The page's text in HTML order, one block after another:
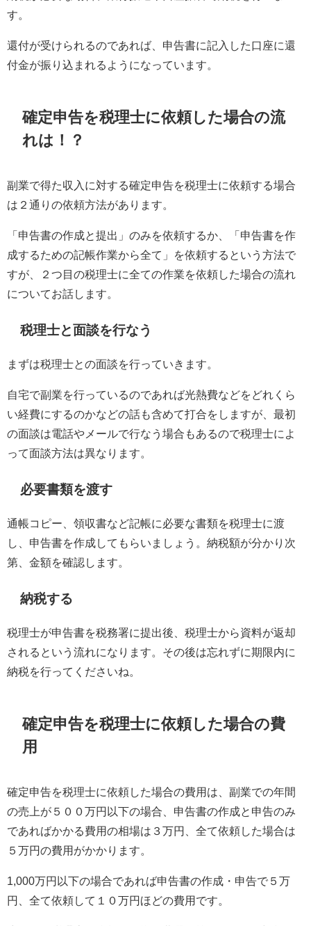
す。
還付が受けられるのであれば、申告書に記入した口座に還
付金が振り込まれるようになっています。
確定申告を税理士に依頼した場合の流
れは！？
副業で得た収入に対する確定申告を税理士に依頼する場合
は２通りの依頼方法があります。
「申告書の作成と提出」のみを依頼するか、「申告書を作
成するための記帳作業から全て」を依頼するという方法で
すが、２つ目の税理士に全ての作業を依頼した場合の流れ
についてお話します。
税理士と面談を行なう
まずは税理士との面談を行っていきます。
自宅で副業を行っているのであれば光熱費などをどれくら
い経費にするのかなどの話も含めて打合をしますが、最初
の面談は電話やメールで行なう場合もあるので税理士によ
って面談方法は異なります。
必要書類を渡す
通帳コピー、領収書など記帳に必要な書類を税理士に渡
し、申告書を作成してもらいましょう。納税額が分かり次
第、金額を確認します。
納税する
税理士が申告書を税務署に提出後、税理士から資料が返却
されるという流れになります。その後は忘れずに期限内に
納税を行ってくださいね。
確定申告を税理士に依頼した場合の費
用
確定申告を税理士に依頼した場合の費用は、副業での年間
の売上が５００万円以下の場合、申告書の作成と申告のみ
であればかかる費用の相場は３万円、全て依頼した場合は
５万円の費用がかかります。
1,000万円以下の場合であれば申告書の作成・申告で５万
円、全て依頼して１０万円ほどの費用です。